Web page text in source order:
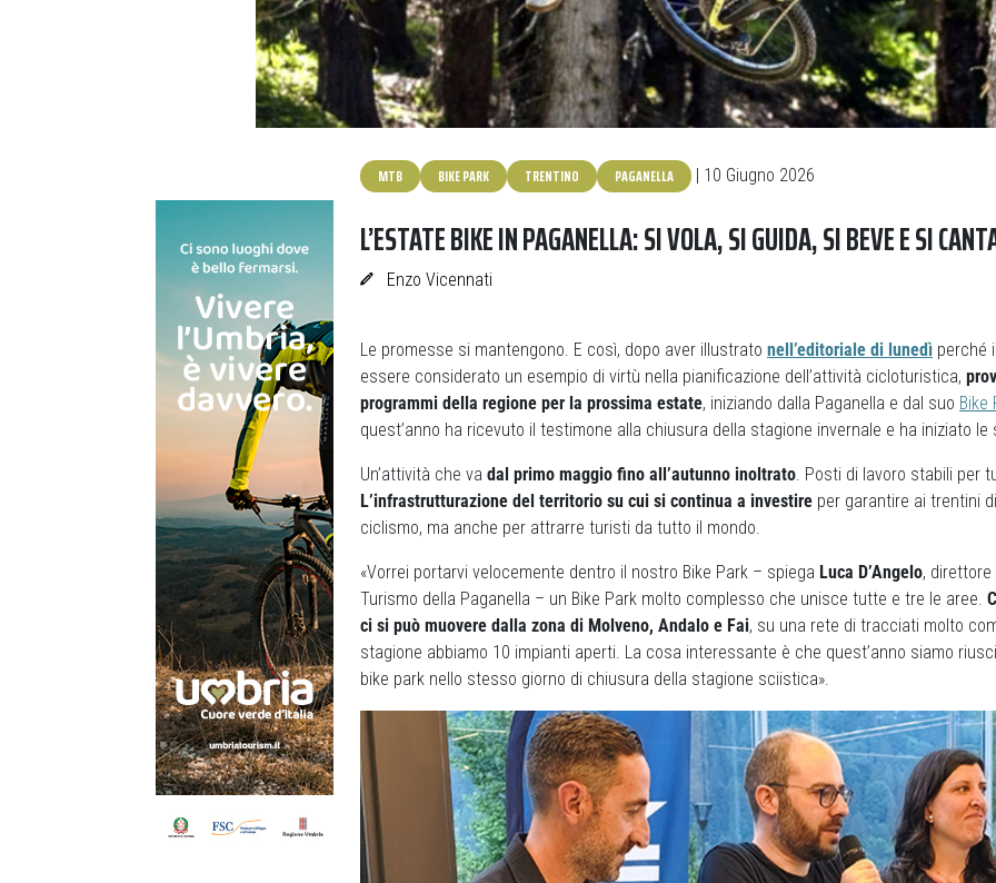
MTB BIKE PARK TRENTINO PAGANELLA | 10 Giugno 2026
L’ESTATE BIKE IN PAGANELLA: SI VOLA, SI GUIDA, SI BEVE E SI
Enzo Vicennati
Le promesse si mantengono. E così, dopo aver illustrato nell’editoriale di lunedì perché
essere considerato un esempio di virtù nella pianificazione dell’attività cicloturistica,
programmi della regione per la prossima estate, iniziando dalla Paganella e dal suo Bike
quest’anno ha ricevuto il testimone alla chiusura della stagione invernale e ha iniziato le
Un’attività che va dal primo maggio fino all’autunno inoltrato. Posti di lavoro stabili per
L’infrastrutturazione del territorio su cui si continua a investire per garantire ai trentini
ciclismo, ma anche per attrarre turisti da tutto il mondo.
«Vorrei portarvi velocemente dentro il nostro Bike Park – spiega Luca D’Angelo, direttore
Turismo della Paganella – un Bike Park molto complesso che unisce tutte e tre le aree.
ci si può muovere dalla zona di Molveno, Andalo e Fai, su una rete di tracciati molto
stagione abbiamo 10 impianti aperti. La cosa interessante è che quest’anno siamo
bike park nello stesso giorno di chiusura della stagione sciistica».